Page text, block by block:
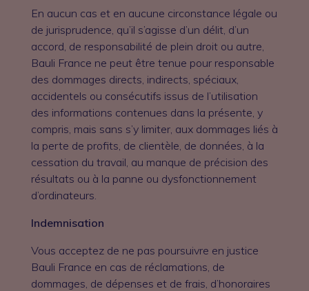
En aucun cas et en aucune circonstance légale ou
de jurisprudence, qu’il s’agisse d’un délit, d’un
accord, de responsabilité de plein droit ou autre,
Bauli France ne peut être tenue pour responsable
des dommages directs, indirects, spéciaux,
accidentels ou consécutifs issus de l’utilisation
des informations contenues dans la présente, y
compris, mais sans s’y limiter, aux dommages liés à
la perte de profits, de clientèle, de données, à la
cessation du travail, au manque de précision des
résultats ou à la panne ou dysfonctionnement
d’ordinateurs.
Indemnisation
Vous acceptez de ne pas poursuivre en justice
Bauli France en cas de réclamations, de
dommages, de dépenses et de frais, d’honoraires